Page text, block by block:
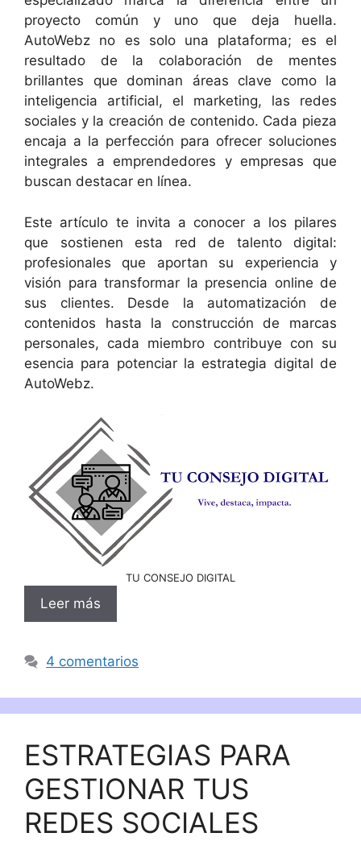
proyecto común y uno que deja huella.
AutoWebz no es solo una plataforma; es el
resultado de la colaboración de mentes
brillantes que dominan áreas clave como la
inteligencia artificial, el marketing, las redes
sociales y la creación de contenido. Cada pieza
encaja a la perfección para ofrecer soluciones
integrales a emprendedores y empresas que
buscan destacar en línea.
Este artículo te invita a conocer a los pilares
que sostienen esta red de talento digital:
profesionales que aportan su experiencia y
visión para transformar la presencia online de
sus clientes. Desde la automatización de
contenidos hasta la construcción de marcas
personales, cada miembro contribuye con su
esencia para potenciar la estrategia digital de
AutoWebz.
TU CONSEJO DIGITAL
Leer más
4 comentarios
ESTRATEGIAS PARA
GESTIONAR TUS
REDES SOCIALES